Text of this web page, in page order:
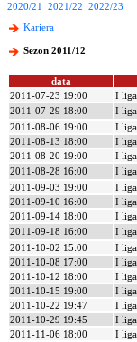
2020/21
2021/22 2022/23
Kariera
Sezon 2011/12
data
2011-07-23 19:00
I
2011-07-29 18:00
I
2011-08-06 19:00
I
2011-08-13 18:00
I
2011-08-20 19:00
I
2011-08-28 16:00
I
2011-09-03 19:00
I
2011-09-10 16:00
I
2011-09-14 18:00
I
2011-09-18 16:00
I
2011-10-02 15:00
I
2011-10-08 17:00
I
2011-10-12 18:00
I
2011-10-15 19:00
I
2011-10-22 19:47
I
2011-10-29 19:45
I
2011-11-06 18:00
I